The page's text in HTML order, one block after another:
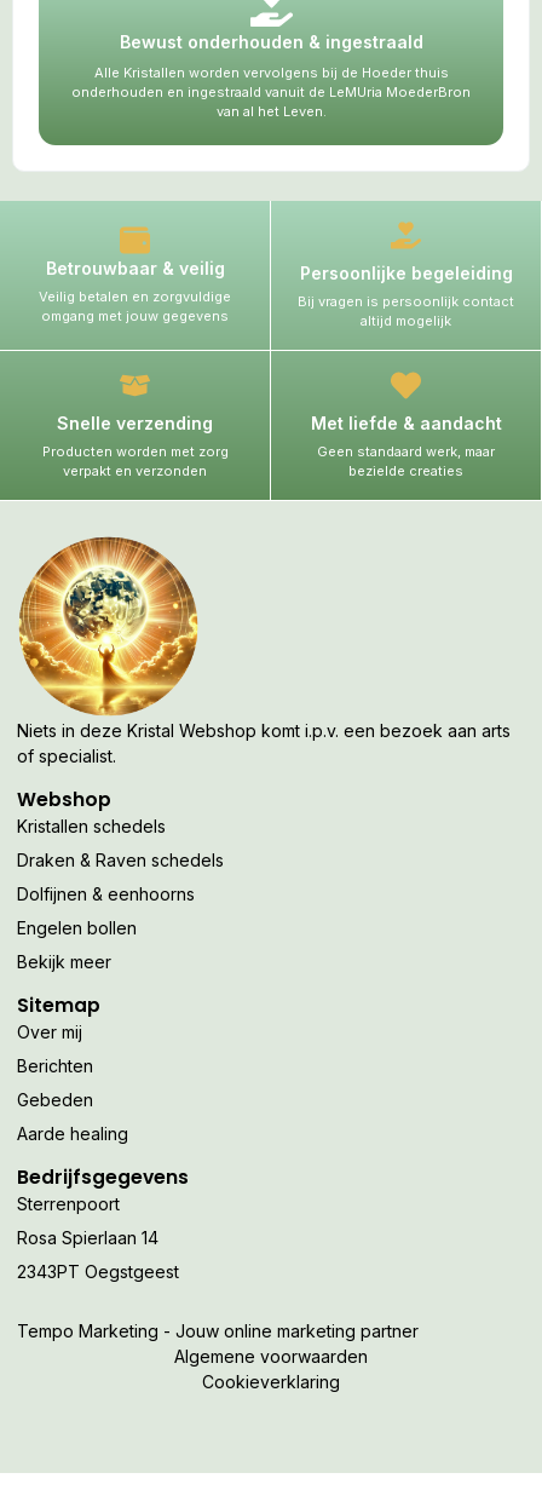
Bewust onderhouden & ingestraald
Alle Kristallen worden vervolgens bij de Hoeder thuis
onderhouden en ingestraald vanuit de LeMUria MoederBron
van al het Leven.
Betrouwbaar & veilig
Veilig betalen en zorgvuldige
omgang met jouw gegevens
Persoonlijke begeleiding
Bij vragen is persoonlijk contact
altijd mogelijk
Snelle verzending
Producten worden met zorg
verpakt en verzonden
Met liefde & aandacht
Geen standaard werk, maar
bezielde creaties
Niets in deze Kristal Webshop komt i.p.v. een bezoek aan arts
of specialist.
Webshop
Kristallen schedels
Draken & Raven schedels
Dolfijnen & eenhoorns
Engelen bollen
Bekijk meer
Sitemap
Over mij
Berichten
Gebeden
Aarde healing
Bedrijfsgegevens
Sterrenpoort
Rosa Spierlaan 14
2343PT Oegstgeest
Tempo Marketing - Jouw online marketing partner
Algemene voorwaarden
Cookieverklaring